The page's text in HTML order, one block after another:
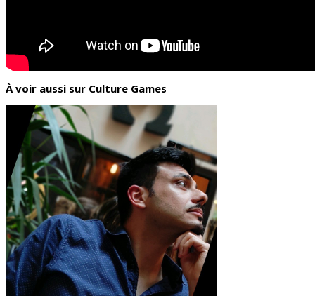
À voir aussi sur Culture Games